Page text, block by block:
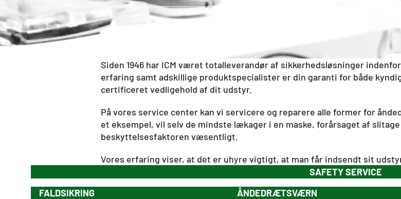
Siden 1946 har ICM været totalleverandør af sikkerhedsløsninger
erfaring samt adskillige produktspecialister er din garanti for både
certificeret vedligehold af dit udstyr.
På vores service center kan vi servicere og reparere alle former for
et eksempel, vil selv de mindste lækager i en maske, forårsaget af
beskyttelsesfaktoren væsentligt.
Vores erfaring viser, at det er uhyre vigtigt, at man får indsendt sit
SAFETY SERVICE
FALDSIKRING
ÅNDEDRÆTSVÆRN